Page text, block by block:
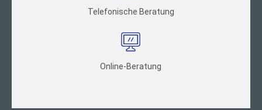
Telefonische Beratung
Online-Beratung